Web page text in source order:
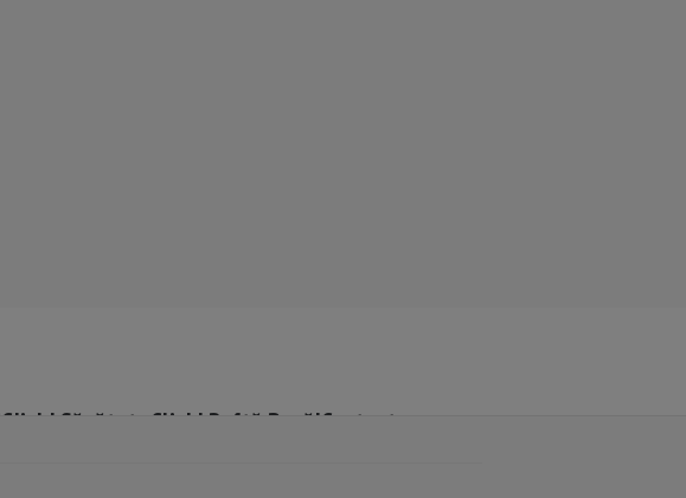
Click! Sănătate Click! Poftă Bună!Contact